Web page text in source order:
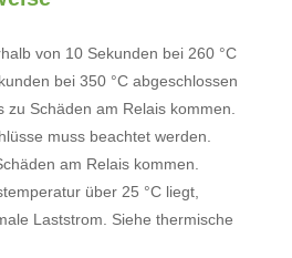
von 10 Sekunden bei 260 °C
bei 350 °C abgeschlossen
zu Schäden am Relais kommen.
muss beachtet werden.
am Relais kommen.
über 25 °C liegt,
Laststrom. Siehe thermische